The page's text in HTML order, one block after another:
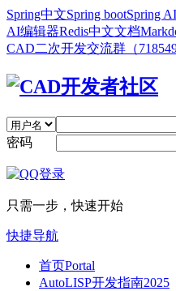
Spring中文Spring bootSpring AI
AI编辑器Redis中文文档
CAD二次开发交流群（
密码
只需一步，快速开始
快捷导航
首页Portal
AutoLISP开发指南2025